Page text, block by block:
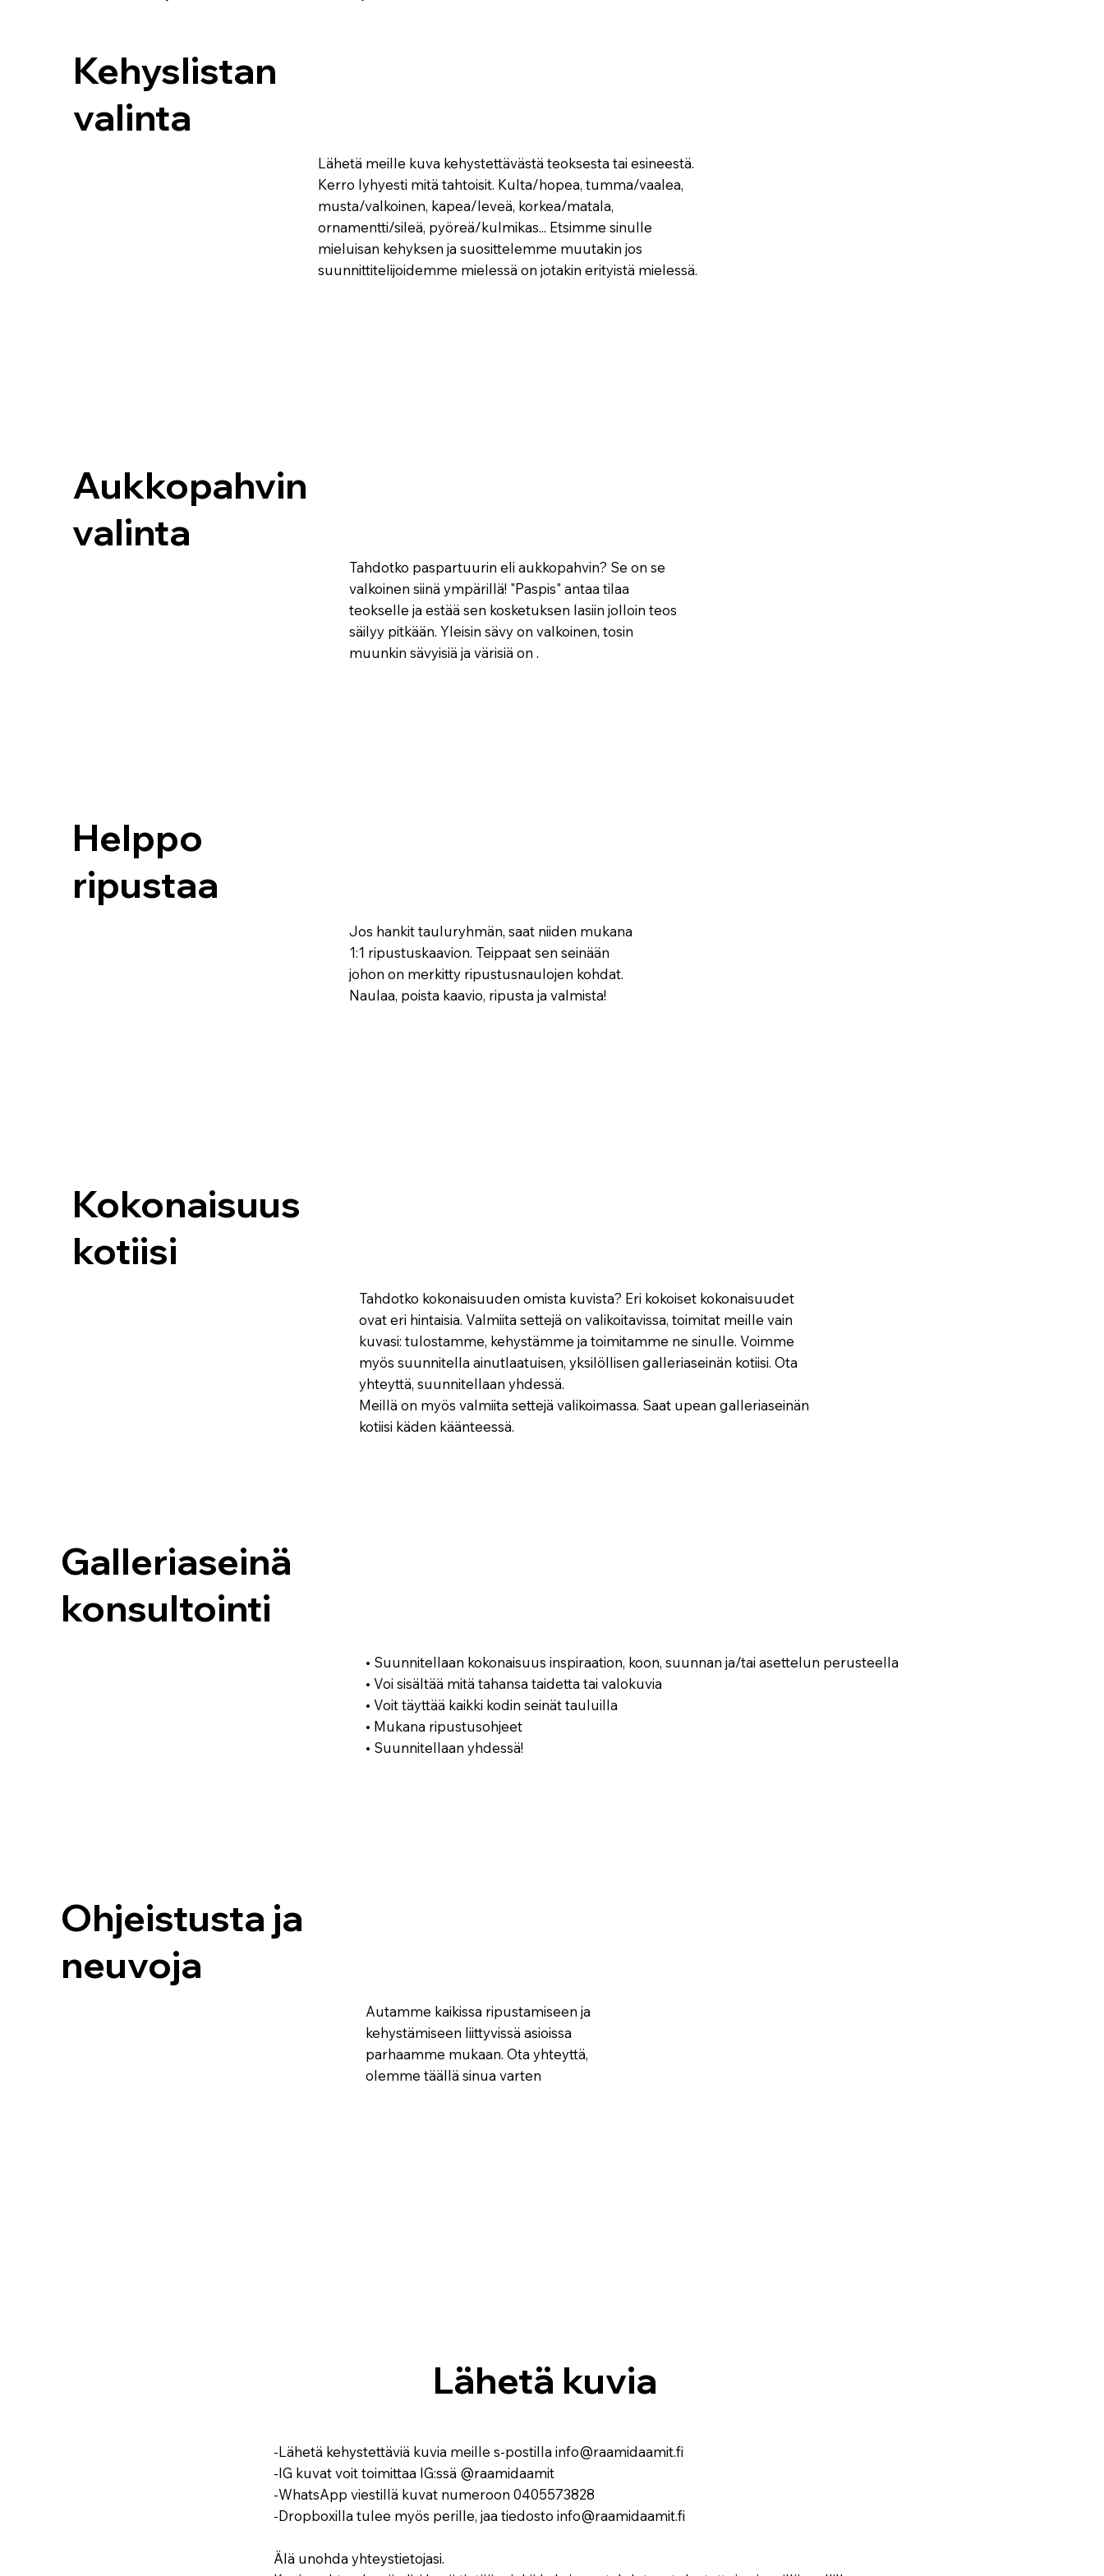
Kehyslistan
valinta
Lähetä meille kuva kehystettävästä teoksesta tai esineestä.
Kerro lyhyesti mitä tahtoisit. Kulta/hopea, tumma/vaalea,
musta/valkoinen, kapea/leveä, korkea/matala,
ornamentti/sileä, pyöreä/kulmikas... Etsimme sinulle
mieluisan kehyksen ja suosittelemme muutakin jos
suunnittitelijoidemme mielessä on jotakin erityistä mielessä.
Aukkopahvin
valinta
Tahdotko paspartuurin eli aukkopahvin? Se on se
valkoinen siinä ympärillä! "Paspis" antaa tilaa
teokselle ja estää sen kosketuksen lasiin jolloin teos
säilyy pitkään. Yleisin sävy on valkoinen, tosin
muunkin sävyisiä ja värisiä on .
Helppo
ripustaa
Jos hankit tauluryhmän, saat niiden mukana
1:1 ripustuskaavion. Teippaat sen seinään
johon on merkitty ripustusnaulojen kohdat.
Naulaa, poista kaavio, ripusta ja valmista!
Kokonaisuus
kotiisi
Tahdotko kokonaisuuden omista kuvista? Eri kokoiset kokonaisuudet
ovat eri hintaisia. Valmiita settejä on valikoitavissa, toimitat meille vain
kuvasi: tulostamme, kehystämme ja toimitamme ne sinulle. Voimme
myös suunnitella ainutlaatuisen, yksilöllisen galleriaseinän kotiisi. Ota
yhteyttä, suunnitellaan yhdessä.
Meillä on myös valmiita settejä valikoimassa. Saat upean galleriaseinän
kotiisi käden käänteessä.
Galleriaseinä
konsultointi
• Suunnitellaan kokonaisuus inspiraation, koon, suunnan ja/tai asettelun perusteella ​
• Voi sisältää mitä tahansa taidetta tai valokuvia​
• Voit täyttää kaikki kodin seinät tauluilla​
• Mukana ripustusohjeet​
• Suunnitellaan yhdessä!
Ohjeistusta ja
neuvoja
Autamme kaikissa ripustamiseen ja
kehystämiseen liittyvissä asioissa
parhaamme mukaan. Ota yhteyttä,
olemme täällä sinua varten
Lähetä kuvia
-Lähetä kehystettäviä kuvia meille s-postillainfo@raamidaamit.fi
-IG kuvat voit toimittaa IG:ssä @raamidaamit
-WhatsApp viestillä kuvat numeroon 0405573828
-Dropboxilla tulee myös perille, jaa tiedostoinfo@raamidaamit.fi
Älä unohda yhteystietojasi.